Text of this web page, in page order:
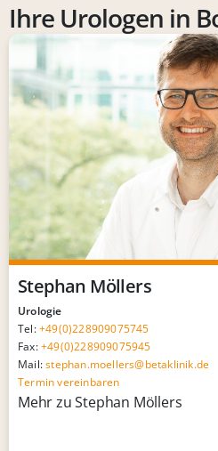
Ihre Urologen in
Stephan Möllers
Urologie
Tel:+49(0)228909075745
Fax:+49(0)228909075945
Mail:stephan.moellers@betaklinik.de
Termin vereinbaren
Mehr zu Stephan Möllers